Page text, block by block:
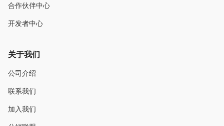
合作伙伴中心
开发者中心
关于我们
公司介绍
联系我们
加入我们